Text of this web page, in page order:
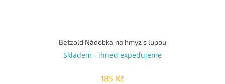
Betzold Nádobka na hmyz s lupou
Skladem - ihned expedujeme
185 Kč